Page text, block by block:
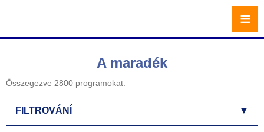
A maradék
Összegezve 2800 programokat.
▼
FILTROVÁNÍ
≡